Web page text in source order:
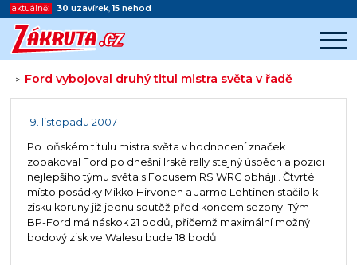
aktuálně: 30 uzavírek,15 nehod
> Ford vybojoval druhý titul mistra světa v řadě
Začátek reklamy
19. listopadu 2007
Po loňském titulu mistra světa v hodnocení značek
zopakoval Ford po dnešní Irské rally stejný úspěch a pozici
nejlepšího týmu světa s Focusem RS WRC obhájil. Čtvrté
místo posádky Mikko Hirvonen a Jarmo Lehtinen stačilo k
zisku koruny již jednu soutěž před koncem sezony. Tým
BP-Ford má náskok 21 bodů, přičemž maximální možný
bodový zisk ve Walesu bude 18 bodů.